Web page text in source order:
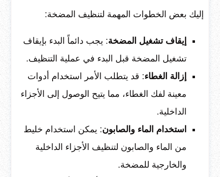
إليك بعض الخطوات المهمة لتنظيف المضخة:
إيقاف تشغيل المضخة: يجب دائماً البدء بإيقاف
تشغيل المضخة قبل البدء في عملية التنظيف.
إزالة الغطاء: قد يتطلب الأمر استخدام أدوات
معينة لفك الغطاء، مما يتيح الوصول إلى الأجزاء
الداخلية.
استخدام الماء والصابون: يمكن استخدام خليط
من الماء والصابون لتنظيف الأجزاء الداخلية
والخارجية للمضخة.